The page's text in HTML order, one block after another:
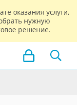
оказания услуги,
нужную
решение.